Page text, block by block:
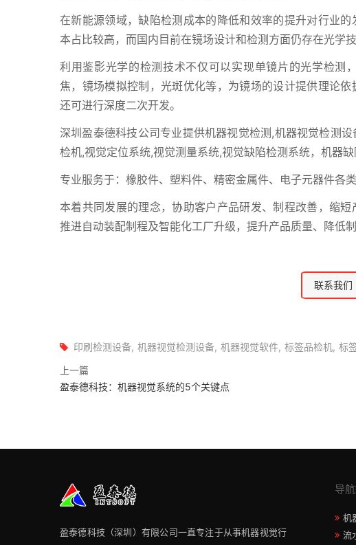
在新能源领域，缺陷检测成本的降低和效率的提升对行业
本占比较高，而国内目前在镜场设计和检测方面仍存在光学
利用鉴影光学的检测技术不仅可以实现单镜片的光学检测
焦，镜场模拟控制，光斑优化等，为镜场的设计提供理论
还可进行深度二次开发。
深圳盈泰德科技公司专业提供机器视觉检测,机器视觉检测
检机,视觉定位系统,视觉测量系统,视觉缺陷检测系统，机器
专业服务于：橡胶件、塑料件、精密金属件、电子元器件各
本着共同发展的理念，协助客户产品研发、制程改善，缩
推进自动装配制程及智能化工厂升级，提升产品质量、降低制
联系我们
印刷检测设备 机器视觉检测设备 机器视觉软件 标签品检机 标
上一篇
盈泰德科技：机器视觉系统的5个关键点
盈泰德科技（深圳）有限公司一直专注于从事机器视觉行
导
机
流